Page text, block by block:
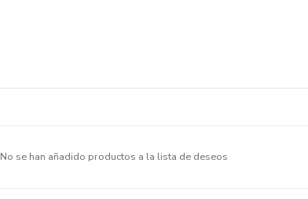
No se han añadido productos a la lista de deseos